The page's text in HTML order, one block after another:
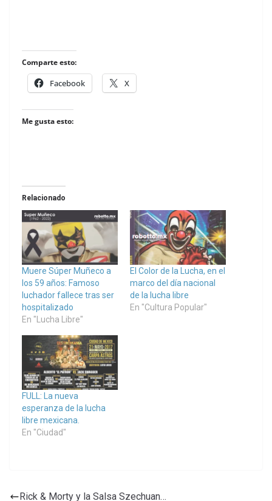
Comparte esto:
Facebook X
Me gusta esto:
Relacionado
Muere Súper Muñeco a
los 59 años: Famoso
luchador fallece tras ser
hospitalizado
En "Lucha Libre"
El Color de la Lucha, en el
marco del día nacional
de la lucha libre
En "Cultura Popular"
FULL: La nueva
esperanza de la lucha
libre mexicana.
En "Ciudad"
Rick & Morty y la Salsa Szechuan…